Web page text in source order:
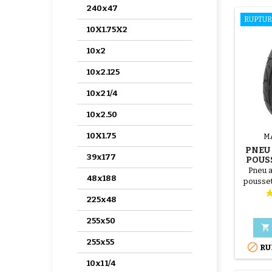
240x47
10X1.75X2
10x2
10x2.125
10x2 1/4
10x2.50
10X1.75
39x177
48x188
225x48
255x50
255x55
10x1 1/4
Pneu

